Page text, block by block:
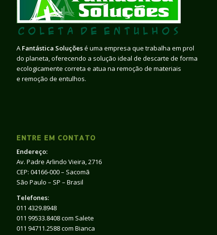
A Fantástica Soluçõesé uma empresa que trabalha em prol
do planeta, oferecendo a solução ideal de descarte de forma
ecologicamente correta e atua na remoção de materiais
e remoção de entulhos.
ENTRE EM CONTATO
Endereço:
Av. Padre Arlindo Vieira, 2716
CEP: 04166-000 – Sacomã
São Paulo – SP – Brasil
Telefones:
011 4329.8948
011 99533.8408 com Salete
011 94711.2588 com Bianca